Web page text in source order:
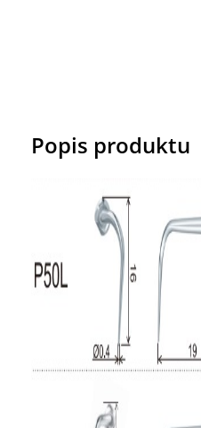
Popis produktu